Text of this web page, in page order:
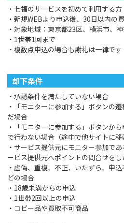
・七福のサービスを初めて利用する方
・新規WEBより申込後、30日以内の
・対象地域：東京都23区、横浜市、
・1世帯1回まで
・複数点申込の場合も謝礼は一律です
却下条件
・承認条件を満たしていない場合
・「モニターに参加する」ボタンの
だ場合
・「モニターに参加する」ボタンか
で行わない場合（途中で他サイトに移
・サービス提供元にモニター参加で
ービス提供元へポイントの問合せをし
・虚偽、重複、不正、いたずら、申
どの場合
・18歳未満からの申込
・1世帯2回以上の申込
・コピー品や買取不可商品